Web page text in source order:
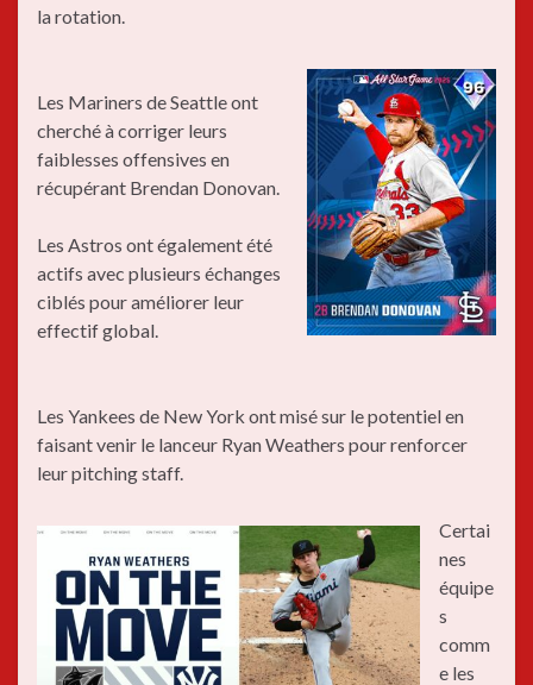
la rotation.
Les Mariners de Seattle ont
cherché à corriger leurs
faiblesses offensives en
récupérant Brendan Donovan.
Les Astros ont également été
actifs avec plusieurs échanges
ciblés pour améliorer leur
effectif global.
Les Yankees de New York ont misé sur le potentiel en
faisant venir le lanceur Ryan Weathers pour renforcer
leur pitching staff.
Certai
nes
équipe
s
comm
e les